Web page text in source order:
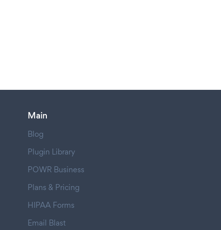
Main
Blog
Plugin Library
POWR Business
Plans & Pricing
HIPAA Forms
Email Blast